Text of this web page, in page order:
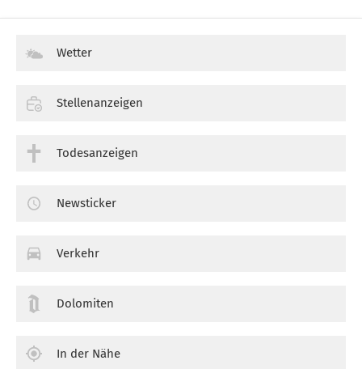
Wetter
Stellenanzeigen
Todesanzeigen
Newsticker
Verkehr
Dolomiten
In der Nähe